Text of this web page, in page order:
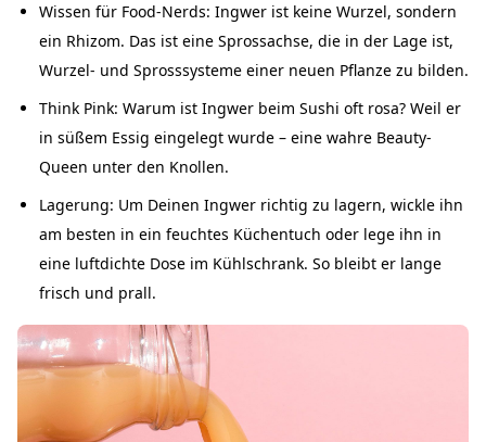
Wissen für Food-Nerds: Ingwer ist keine Wurzel, sondern
ein Rhizom. Das ist eine Sprossachse, die in der Lage ist,
Wurzel- und Sprosssysteme einer neuen Pflanze zu bilden.
Think Pink: Warum ist Ingwer beim Sushi oft rosa? Weil er
in süßem Essig eingelegt wurde – eine wahre Beauty-
Queen unter den Knollen.
Lagerung: Um Deinen Ingwer richtig zu lagern, wickle ihn
am besten in ein feuchtes Küchentuch oder lege ihn in
eine luftdichte Dose im Kühlschrank. So bleibt er lange
frisch und prall.